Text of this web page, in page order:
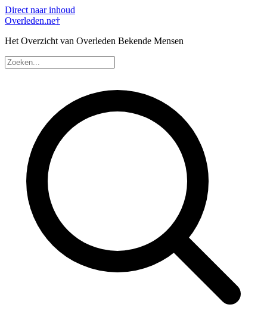
Direct naar inhoud
Overleden.ne†
Het Overzicht van Overleden Bekende Mensen